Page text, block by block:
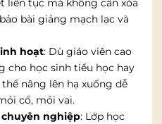
liên tục mà không cần xóa
bài giảng mạch lạc và
hoạt: Dù giáo viên cao
cho học sinh tiểu học hay
nâng lên hạ xuống dễ
cổ, mỏi vai.
nghiệp: Lớp học